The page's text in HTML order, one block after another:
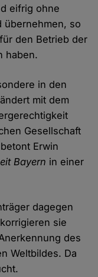
eifrig ohne
übernehmen, so
den Betrieb der
haben.
in den
mit dem
Gesellschaft
Erwin
Bayern in einer
dagegen
sie
des
Weltbildes. Da